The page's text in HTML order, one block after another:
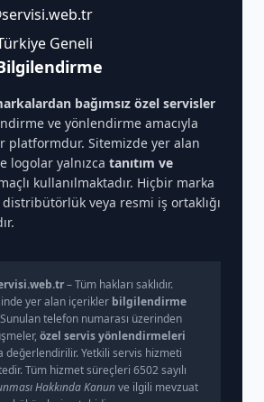
Geneli
bağımsız özel servisler
ve yönlendirme amacıyla
platformdur. Sitemizde yer alan
logolar yalnızca tanıtım ve
kullanılmaktadır. Hiçbir marka
veya resmi iş ortaklığı
– Tüm hakları saklıdır.
yer alan içerikler bilgilendirme
telefon numarası üzerinden
özel servis yönlendirmeleri
değerlendirilir. Yetkili servis hizmeti
Tüm hizmet süreçleri 6502 sayılı
Hakkında Kanunve ilgili mevzuat